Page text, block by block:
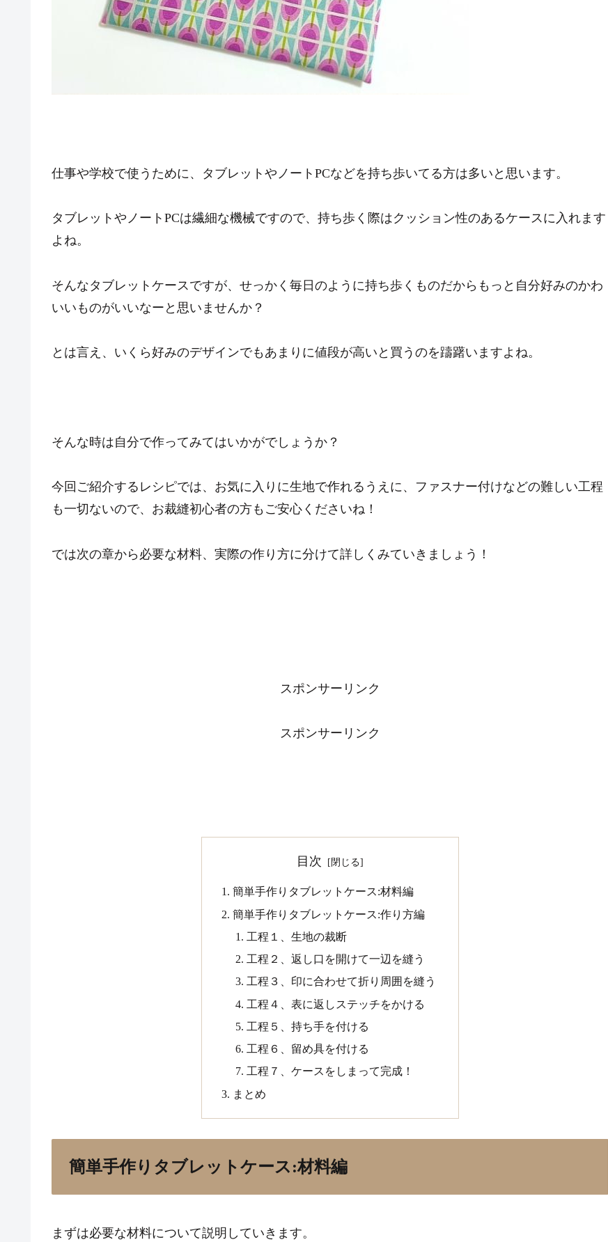
仕事や学校で使うために、タブレットやノートPCなどを持ち歩いてる方は多いと思います。
タブレットやノートPCは繊細な機械ですので、持ち歩く際はクッション性のあるケースに入れます
よね。
そんなタブレットケースですが、せっかく毎日のように持ち歩くものだからもっと自分好みのかわ
いいものがいいなーと思いませんか？
とは言え、いくら好みのデザインでもあまりに値段が高いと買うのを躊躇いますよね。
そんな時は自分で作ってみてはいかがでしょうか？
今回ご紹介するレシピでは、お気に入りに生地で作れるうえに、ファスナー付けなどの難しい工程
も一切ないので、お裁縫初心者の方もご安心くださいね！
では次の章から必要な材料、実際の作り方に分けて詳しくみていきましょう！
スポンサーリンク
スポンサーリンク
目次
簡単手作りタブレットケース:材料編
簡単手作りタブレットケース:作り方編
工程１、生地の裁断
工程２、返し口を開けて一辺を縫う
工程３、印に合わせて折り周囲を縫う
工程４、表に返しステッチをかける
工程５、持ち手を付ける
工程６、留め具を付ける
工程７、ケースをしまって完成！
まとめ
簡単手作りタブレットケース:材料編
まずは必要な材料について説明していきます。